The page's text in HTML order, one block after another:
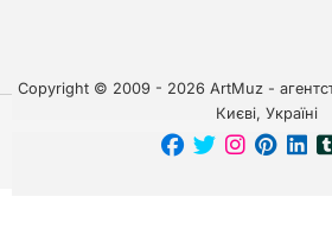
Copyright © 2009 - 2026 ArtMuz -
Києві, Україні